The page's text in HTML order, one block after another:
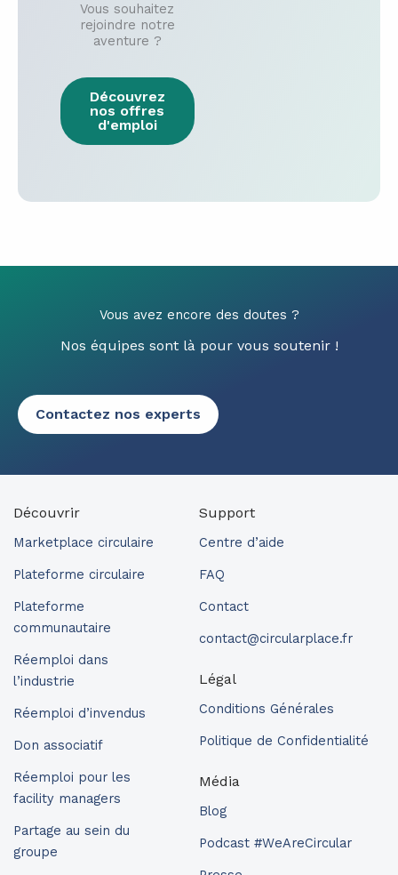
Vous souhaitez
rejoindre notre
aventure ?
Découvrez
nos offres
d'emploi
Vous avez encore des doutes ?
Nos équipes sont là pour vous soutenir !
Contactez nos experts
Découvrir
Marketplace circulaire
Plateforme circulaire
Plateforme
communautaire
Réemploi dans
l’industrie
Réemploi d’invendus
Don associatif
Réemploi pour les
facility managers
Partage au sein du
groupe
Support
Centre d’aide
FAQ
Contact
contact@circularplace.fr
Légal
Conditions Générales
Politique de Confidentialité
Média
Blog
Podcast #WeAreCircular